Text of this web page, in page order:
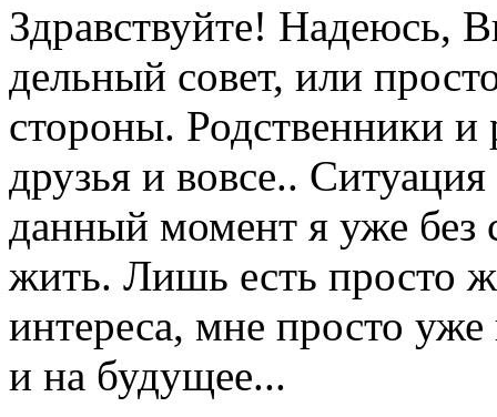
Здравствуйте! Надеюсь,
дельный совет, или
стороны. Родственники
друзья и вовсе..
данный момент я уже без
жить. Лишь есть просто
интереса, мне просто уже
и на будущее...